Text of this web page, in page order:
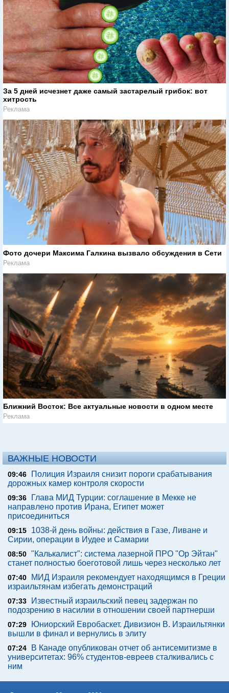
За 5 дней исчезнет даже самый застарелый грибок: вот
хитрость
Реклама
Фото дочери Максима Галкина вызвало обсуждения в Сети
Реклама
Ближний Восток: Все актуальные новости в одном месте
Реклама
ВАЖНЫЕ НОВОСТИ
09:46
Полиция Израиля снизит пороги срабатывания
дорожных камер контроля скорости
09:36
Глава МИД Турции: соглашение в Мекке не
направлено против Ирана, Египет может
присоединиться
09:15
1038-й день войны: действия в Газе, Ливане и
Сирии, операции в Иудее и Самарии
08:50 "Калькалист": система лазерной ПРО "Ор Эйтан"
станет полностью боеготовой лишь через несколько лет
07:40
МИД Израиля рекомендует находящимся в Греции
израильтянам избегать демонстраций
07:33
Известный израильский певец задержан по
подозрению в насилии в отношении своей партнерши
07:29
Юниорский Евробаскет. Дивизион В. Израильтянки
вышли в финал и вернулись в элиту
07:24
В Канаде опубликован отчет об антисемитизме в
университетах: 96% студентов-евреев сталкивались с
ним